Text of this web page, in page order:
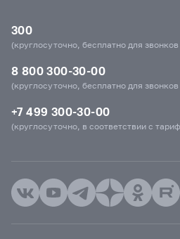
300
(круглосуточно, бесплатно для
8 800 300-30-00
(круглосуточно, бесплатно для
+7 499 300-30-00
(круглосуточно, в соответствии с